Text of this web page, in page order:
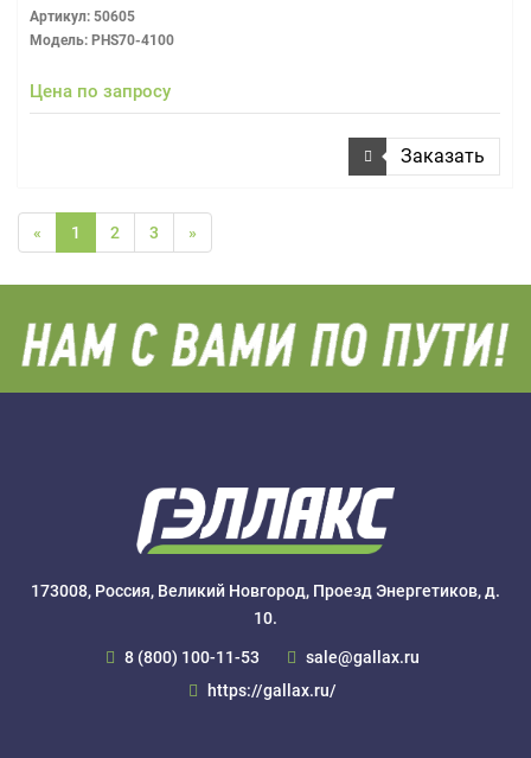
Артикул: 50605
Модель: PHS70-4100
Цена по запросу
Заказать
« 1 2 3 »
173008, Россия, Великий Новгород, Проезд Энергетиков, д.
10.
8 (800) 100-11-53
sale@gallax.ru
https://gallax.ru/